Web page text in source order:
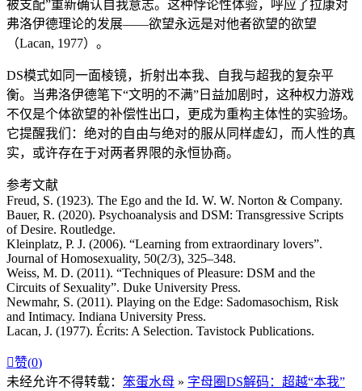
被支配”重新确认自我意志。这种悖论性体验，呼应了拉康对
弗洛伊德理论的发展——欲望永远是对他者欲望的欲望
（Lacan, 1977）。
DS模式如同一面棱镜，折射出本我、自我与超我的复杂平
衡。当弗洛伊德笔下“文明的不满”日益加剧时，这种权力游戏
不仅是个体欲望的补偿性出口，更成为重构主体性的实验场。
它提醒我们：绝对的自由与绝对的服从同样虚幻，而人性的真
实，或许存在于对两者界限的永恒协商。
参考文献
Freud, S. (1923). The Ego and the Id. W. W. Norton & Company.
Bauer, R. (2020). Psychoanalysis and DSM: Transgressive Scripts
of Desire. Routledge.
Kleinplatz, P. J. (2006). “Learning from extraordinary lovers”.
Journal of Homosexuality, 50(2/3), 325–348.
Weiss, M. D. (2011). “Techniques of Pleasure: DSM and the
Circuits of Sexuality”. Duke University Press.
Newmahr, S. (2011). Playing on the Edge: Sadomasochism, Risk
and Intimacy. Indiana University Press.
Lacan, J. (1977). Écrits: A Selection. Tavistock Publications.
赞(0)
未经允许不得转载： 笨蛋水母 » 字母圈DS解码：超越“本我”